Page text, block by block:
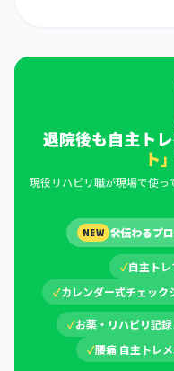
退院後も自主ト
ト」
現役リハビリ職が現場で使
NEW 🛠伝わるプ
✓自主ト
✓カレンダー式チェック
✓お薬・リハビリ記
✓腰痛 自主トレ